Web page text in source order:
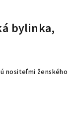
bylinka,
nositeľmi ženského